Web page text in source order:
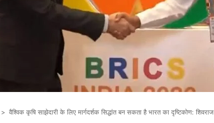
> वैश्विक कृषि साझेदारी के लिए मार्गदर्शक सिद्धांत बन सकता है भारत का दृष्टिकोण: शिवराज